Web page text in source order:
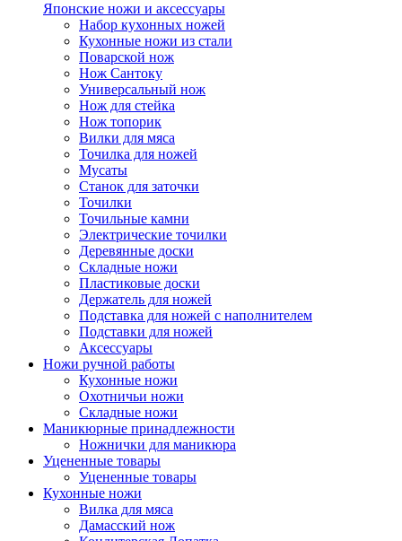
Японские ножи и аксессуары
Набор кухонных ножей
Кухонные ножи из стали
Поварской нож
Нож Сантоку
Универсальный нож
Нож для стейка
Нож топорик
Вилки для мяса
Точилка для ножей
Мусаты
Станок для заточки
Точилки
Точильные камни
Электрические точилки
Деревянные доски
Складные ножи
Пластиковые доски
Держатель для ножей
Подставка для ножей с наполнителем
Подставки для ножей
Аксессуары
Ножи ручной работы
Кухонные ножи
Охотничьи ножи
Складные ножи
Маникюрные принадлежности
Ножнички для маникюра
Уцененные товары
Уцененные товары
Кухонные ножи
Вилка для мяса
Дамасский нож